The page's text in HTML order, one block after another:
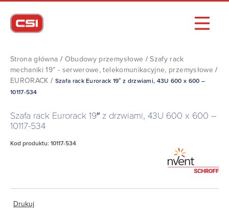
Strona główna / Obudowy przemysłowe /Szafy rack
mechaniki 19” - serwerowe, telekomunikacyjne, przemysłowe /
EURORACK / Szafa rack Eurorack 19″ z drzwiami, 43U 600 x 600 –
10117-534
Szafa rack Eurorack 19″ z drzwiami, 43U 600 x 600 –
10117-534
Kod produktu: 10117-534
Drukuj